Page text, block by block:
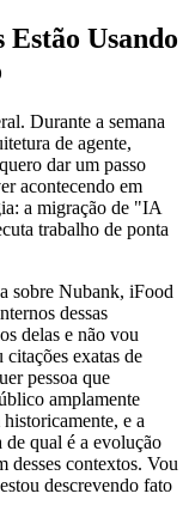
Usando
Durante a semana
de agente,
dar um passo
acontecendo em
a migração de "IA
trabalho de ponta
sobre Nubank, iFood
dessas
delas e não vou
exatas de
pessoa que
amplamente
e a
de qual é a evolução
desses contextos. Vou
descrevendo fato